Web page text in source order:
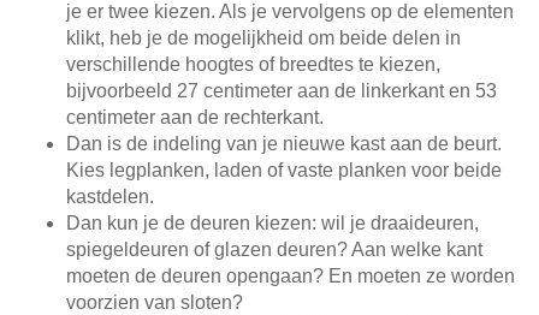
je er twee kiezen. Als je vervolgens op de elementen
klikt, heb je de mogelijkheid om beide delen in
verschillende hoogtes of breedtes te kiezen,
bijvoorbeeld 27 centimeter aan de linkerkant en 53
centimeter aan de rechterkant.
Dan is de indeling van je nieuwe kast aan de beurt.
Kies legplanken, laden of vaste planken voor beide
kastdelen.
Dan kun je de deuren kiezen: wil je draaideuren,
spiegeldeuren of glazen deuren? Aan welke kant
moeten de deuren opengaan? En moeten ze worden
voorzien van sloten?